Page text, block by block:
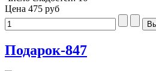
Цена 475 руб
Подарок-847